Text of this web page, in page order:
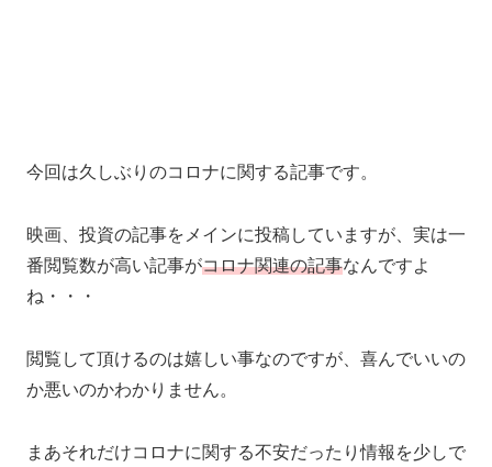
今回は久しぶりのコロナに関する記事です。
映画、投資の記事をメインに投稿していますが、実は一
番閲覧数が高い記事がコロナ関連の記事なんですよ
ね・・・
閲覧して頂けるのは嬉しい事なのですが、喜んでいいの
か悪いのかわかりません。
まあそれだけコロナに関する不安だったり情報を少しで